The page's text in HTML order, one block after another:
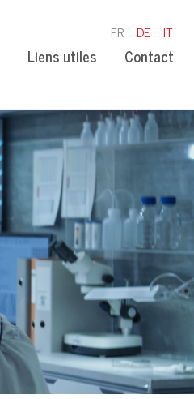
FR DE IT
Liens utiles Contact